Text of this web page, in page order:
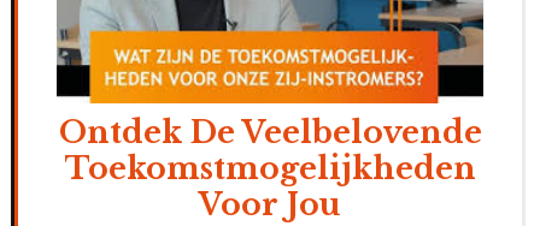
Ontdek De Veelbelovende
Toekomstmogelijkheden
Voor Jou